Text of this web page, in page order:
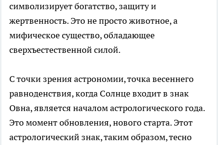
символизирует богатство, защиту и
жертвенность. Это не просто животное, а
мифическое существо, обладающее
сверхъестественной силой.
С точки зрения астрономии, точка весеннего
равноденствия, когда Солнце входит в знак
Овна, является началом астрологического года.
Это момент обновления, нового старта. Этот
астрологический знак, таким образом, тесно